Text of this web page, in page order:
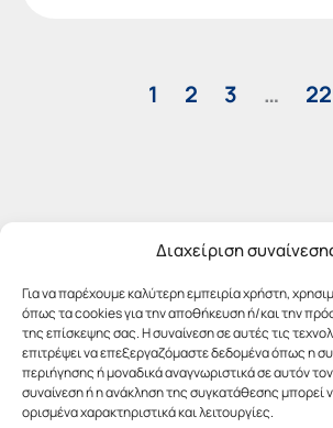
Διαχείριση
Για να παρέχουμε καλύτερη εμπειρία χρήστη,
όπως τα cookies για την αποθήκευση ή/και την
της επίσκεψης σας. Η συναίνεση σε αυτές τις
επιτρέψει να επεξεργαζόμαστε δεδομένα όπως η
περιήγησης ή μοναδικά αναγνωριστικά σε αυτόν
συναίνεση ή η ανάκληση της συγκατάθεσης μπορεί
ορισμένα χαρακτηριστικά και λειτουργίες.
1 2 3 …